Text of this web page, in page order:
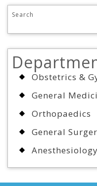
Search
Obstetrics &
General
Orthopaedics
General
Anesthesiology